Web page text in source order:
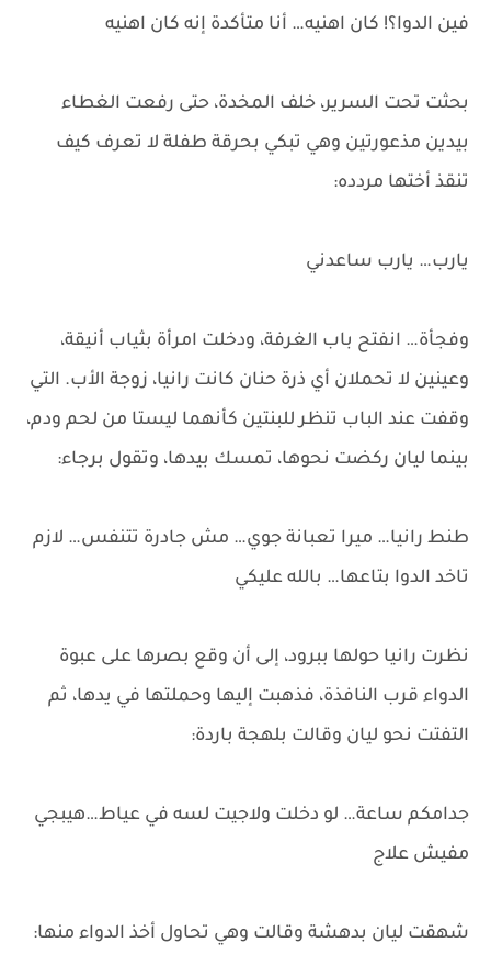
فين الدوا؟! كان اهنيه… أنا متأكدة إنه كان اهنيه
بحثت تحت السرير، خلف المخدة، حتى رفعت الغطاء
بيدين مذعورتين وهي تبكي بحرقة طفلة لا تعرف كيف
تنقذ أختها مردده:
يارب… يارب ساعدني
وفجأة… انفتح باب الغرفة، ودخلت امرأة بثياب أنيقة،
وعينين لا تحملان أي ذرة حنان كانت رانيا، زوجة الأب. التي
وقفت عند الباب تنظر للبنتين كأنهما ليستا من لحم ودم،
بينما ليان ركضت نحوها، تمسك بيدها، وتقول برجاء:
طنط رانيا… ميرا تعبانة جوي… مش جادرة تتنفس… لازم
تاخد الدوا بتاعها… بالله عليكي
نظرت رانيا حولها ببرود، إلى أن وقع بصرها على عبوة
الدواء قرب النافذة، فذهبت إليها وحملتها في يدها، ثم
التفتت نحو ليان وقالت بلهجة باردة:
جدامكم ساعة… لو دخلت ولاجيت لسه في عياط…هيبجي
مفيش علاج
شهقت ليان بدهشة وقالت وهي تحاول أخذ الدواء منها: